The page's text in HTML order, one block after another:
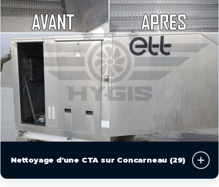
Nettoyage d'une CTA sur Concarneau (29)